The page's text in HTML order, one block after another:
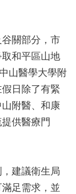
關部分，市
和平區山地
山醫學大學附
日除了有緊
附醫、和康
供醫療門
建議衛生局
足需求，並